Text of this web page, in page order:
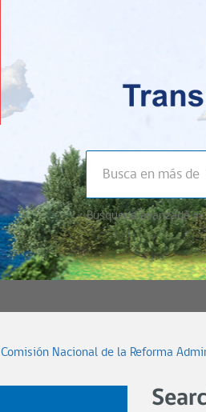
Búsqueda avanzada >>
Comisión Nacional de la Reforma